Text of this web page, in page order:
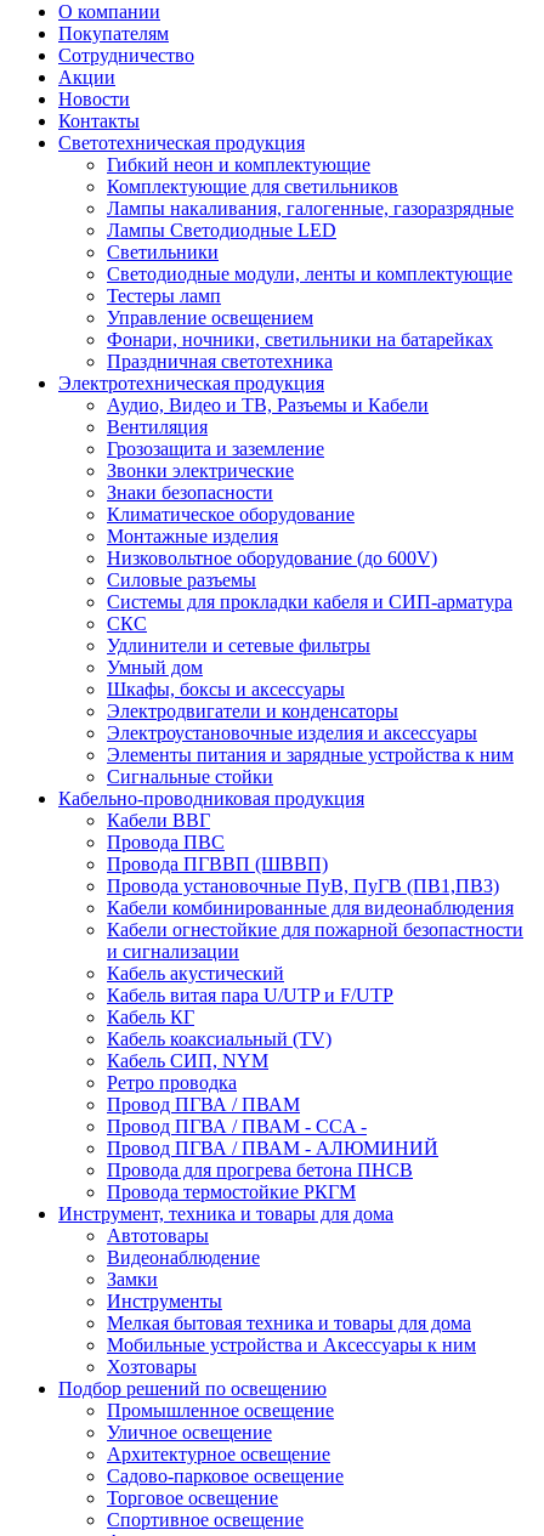
О компании
Покупателям
Сотрудничество
Акции
Новости
Контакты
Светотехническая продукция
Гибкий неон и комплектующие
Комплектующие для светильников
Лампы накаливания, галогенные, газоразрядные
Лампы Светодиодные LED
Светильники
Светодиодные модули, ленты и комплектующие
Тестеры ламп
Управление освещением
Фонари, ночники, светильники на батарейках
Праздничная светотехника
Электротехническая продукция
Аудио, Видео и ТВ, Разъемы и Кабели
Вентиляция
Грозозащита и заземление
Звонки электрические
Знаки безопасности
Климатическое оборудование
Монтажные изделия
Низковольтное оборудование (до 600V)
Силовые разъемы
Системы для прокладки кабеля и СИП-арматура
СКС
Удлинители и сетевые фильтры
Умный дом
Шкафы, боксы и аксессуары
Электродвигатели и конденсаторы
Электроустановочные изделия и аксессуары
Элементы питания и зарядные устройства к ним
Сигнальные стойки
Кабельно-проводниковая продукция
Кабели ВВГ
Провода ПВС
Провода ПГВВП (ШВВП)
Провода установочные ПуВ, ПуГВ (ПВ1,ПВ3)
Кабели комбинированные для видеонаблюдения
Кабели огнестойкие для пожарной безопастности
и сигнализации
Кабель акустический
Кабель витая пара U/UTP и F/UTP
Кабель КГ
Кабель коаксиальный (TV)
Кабель СИП, NYM
Ретро проводка
Провод ПГВА / ПВАМ
Провод ПГВА / ПВАМ - CCA -
Провод ПГВА / ПВАМ - АЛЮМИНИЙ
Провода для прогрева бетона ПНСВ
Провода термостойкие РКГМ
Инструмент, техника и товары для дома
Автотовары
Видеонаблюдение
Замки
Инструменты
Мелкая бытовая техника и товары для дома
Мобильные устройства и Аксессуары к ним
Хозтовары
Подбор решений по освещению
Промышленное освещение
Уличное освещение
Архитектурное освещение
Садово-парковое освещение
Торговое освещение
Спортивное освещение